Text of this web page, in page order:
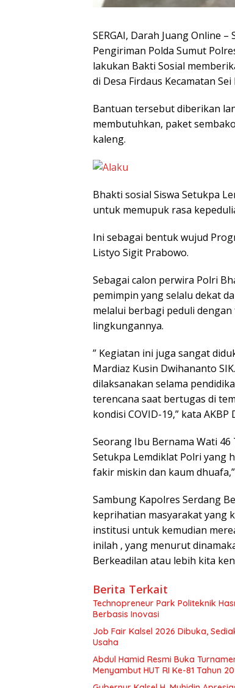
SERGAI, Darah Juang Online
Pengiriman Polda Sumut
lakukan Bakti Sosial
di Desa Firdaus Kecamatan
Bantuan tersebut diberikan
membutuhkan, paket
kaleng.
Bhakti sosial Siswa Setukpa
untuk memupuk rasa
Ini sebagai bentuk wujud
Listyo Sigit Prabowo.
Sebagai calon perwira Polri
pemimpin yang selalu dekat
melalui berbagi peduli
lingkungannya.
” Kegiatan ini juga sangat
Mardiaz Kusin Dwihananto
dilaksanakan selama
terencana saat bertugas di
kondisi COVID-19,” kata AKBP
Seorang Ibu Bernama Wati
Setukpa Lemdiklat Polri yang
fakir miskin dan kaum
Sambung Kapolres Serdang
keprihatian masyarakat yang
institusi untuk kemudian
inilah , yang menurut
Berkeadilan atau lebih kita
Berita Terkait
Technopreneur Park Politeknik
Berbasis Inovasi
Job Fair Kalsel 2026 Dibuka,
Usaha
Abdul Hamid Resmi Buka
Menyambut HUT RI Ke-81 Tahun